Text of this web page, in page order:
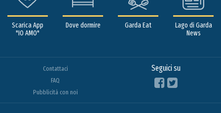
Scarica App
"IO AMO"
Dove dormire Garda Eat
Lago di Garda
News
Contattaci
FAQ
Pubblicità con noi
Seguici su